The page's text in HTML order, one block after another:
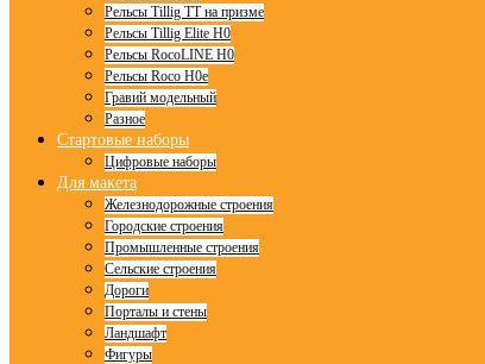
Рельсы Tillig TT на призме
Рельсы Tillig Elite H0
Рельсы RocoLINE H0
Рельсы Roco H0e
Гравий модельный
Разное
Стартовые наборы
Цифровые наборы
Для макета
Железнодорожные строения
Городские строения
Промышленные строения
Сельские строения
Дороги
Порталы и стены
Ландшафт
Фигуры